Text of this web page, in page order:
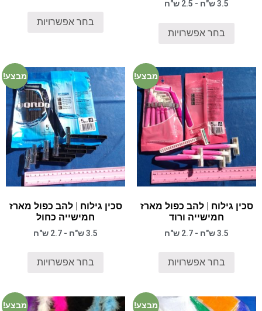
3.5 ש"ח - 2.5 ש"ח
בחר אפשרויות
בחר אפשרויות
מבצע!
סכין גילוח | להב כפול מארז
חמישייה ורוד
3.5 ש"ח - 2.7 ש"ח
בחר אפשרויות
מבצע!
סכין גילוח | להב כפול מארז
חמישייה כחול
3.5 ש"ח - 2.7 ש"ח
בחר אפשרויות
מבצע! מבצע!